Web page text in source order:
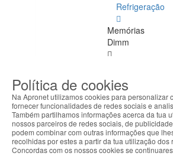
Refrigeração
Memórias
Dimm
Dimm
Ver
todos
DDR
4
ECC
Política de cookies
Na Apronet utilizamos cookies para personalizar
fornecer funcionalidades de redes sociais e
Também partilhamos informações acerca da tua
nossos parceiros de redes sociais, de
podem combinar com outras informações que
recolhidas por estes a partir da tua utilização dos
Concordas com os nossos cookies se